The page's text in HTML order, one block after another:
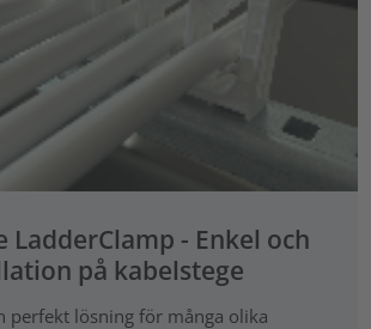
LadderClamp - Enkel och
på kabelstege
perfekt lösning för många olika